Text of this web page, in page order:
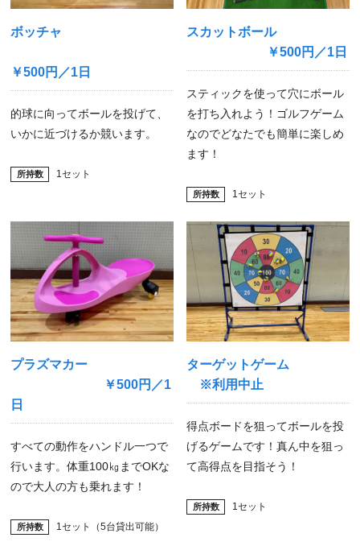
ボッチャ
￥500円／1日
的球に向ってボールを投げて、
いかに近づけるか競います。
所持数
1セット
スカットボール
￥500円／1日
スティックを使って穴にボール
を打ち入れよう！ゴルフゲーム
なのでどなたでも簡単に楽しめ
ます！
所持数
1セット
プラズマカー
￥500円／1
日
すべての動作をハンドル一つで
行います。体重100㎏までOKな
ので大人の方も乗れます！
1セット（5台貸出可能）
ターゲットゲーム
※利用中止
得点ボードを狙ってボールを投
げるゲームです！真ん中を狙っ
て高得点を目指そう！
1セット